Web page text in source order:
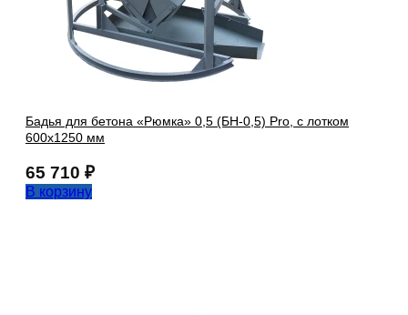
Бадья для бетона «Рюмка» 0,5 (БН-0,5) Pro, с лотком
600х1250 мм
65 710 ₽
В корзину